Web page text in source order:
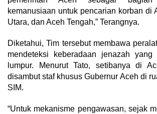
kemanusiaan untuk pencarian korban di
Utara, dan Aceh Tengah,” Terangnya.
Diketahui, Tim tersebut membawa
mendeteksi keberadaan jenazah yang
lumpur. Menurut Tato, setibanya di
disambut staf khusus Gubernur Aceh di
SIM.
“Untuk mekanisme pengawasan, sejak